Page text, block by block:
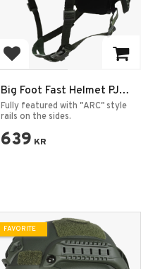
Add to favorites
Big Foot Fast Helmet PJ
OD
Fully featured with "ARC" style
rails on the sides.
639 KR
FAVORITE